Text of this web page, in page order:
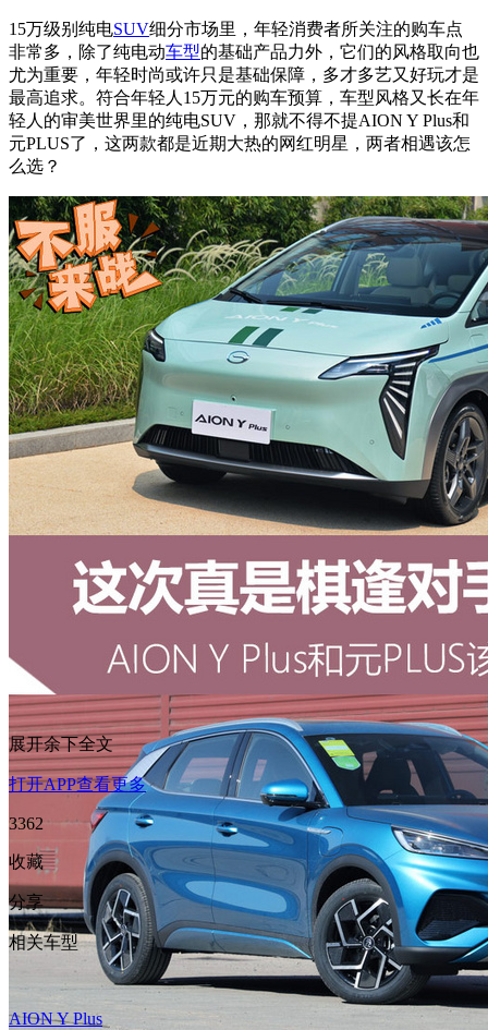
15万级别纯电SUV细分市场里，年轻消费者所关注的购车点
非常多，除了纯电动车型的基础产品力外，它们的风格取向也
尤为重要，年轻时尚或许只是基础保障，多才多艺又好玩才是
最高追求。符合年轻人15万元的购车预算，车型风格又长在年
轻人的审美世界里的纯电SUV，那就不得不提AION Y Plus和
元PLUS了，这两款都是近期大热的网红明星，两者相遇该怎
么选？
展开余下全文
打开APP查看更多
3362
收藏
分享
相关车型
AION Y Plus